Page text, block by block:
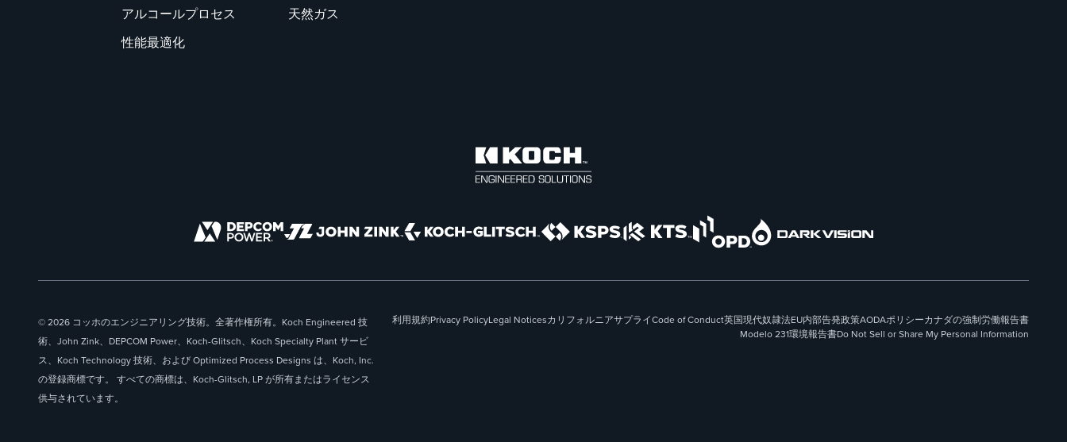
アルコールプロセス
性能最適化
天然ガス
© 2026 コッホのエンジニアリング技術。全著作権所有。Koch Engineered 技
術、John Zink、DEPCOM Power、Koch-Glitsch、Koch Specialty Plant サービ
ス、Koch Technology 技術、および Optimized Process Designs は、Koch, Inc.
の登録商標です。 すべての商標は、Koch-Glitsch, LP が所有またはライセンス
供与されています。
利用規約Privacy PolicyLegal NoticesカリフォルニアサプライCode of Conduct英国現代奴隷法EU内部告発政策AODAポリシーカナダの強制労働報告書
Modelo 231環境報告書Do Not Sell or Share My Personal Information